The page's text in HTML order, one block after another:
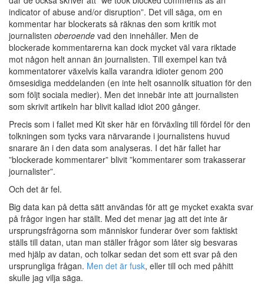
indicator of abuse and/or disruption”. Det vill säga, om en
kommentar har blockerats så räknas den som kritik mot
journalisten oberoende vad den innehåller. Men de
blockerade kommentarerna kan dock mycket väl vara riktade
mot någon helt annan än journalisten. Till exempel kan två
kommentatorer växelvis kalla varandra idioter genom 200
ömsesidiga meddelanden (en inte helt osannolik situation för den
som följt sociala medier). Men det innebär inte att journalisten
som skrivit artikeln har blivit kallad idiot 200 gånger.
Precis som i fallet med Kit sker här en förväxling till fördel för den
tolkningen som tycks vara närvarande i journalistens huvud
snarare än i den data som analyseras. I det här fallet har
”blockerade kommentarer” blivit ”kommentarer som trakasserar
journalister”.
Och det är fel.
Big data kan på detta sätt användas för att ge mycket exakta svar
på frågor ingen har ställt. Med det menar jag att det inte är
ursprungsfrågorna som människor funderar över som faktiskt
ställs till datan, utan man ställer frågor som låter sig besvaras
med hjälp av datan, och tolkar sedan det som ett svar på den
ursprungliga frågan. Men det är fusk, eller till och med påhitt
skulle jag vilja säga.